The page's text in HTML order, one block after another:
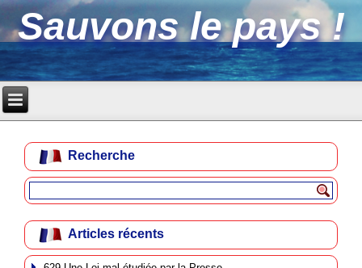
Sauvons le pays !
Recherche
Articles récents